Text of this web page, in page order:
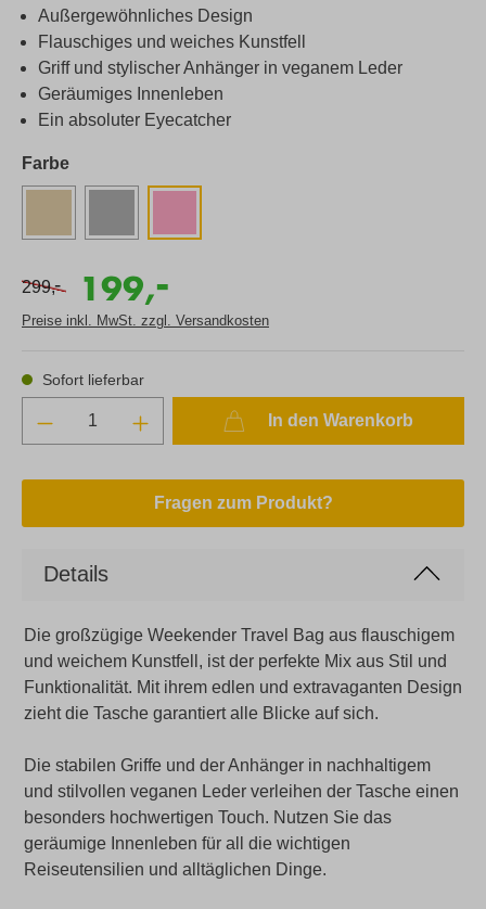
Außergewöhnliches Design
Flauschiges und weiches Kunstfell
Griff und stylischer Anhänger in veganem Leder
Geräumiges Innenleben
Ein absoluter Eyecatcher
Farbe
299,- 199,
-
Preise inkl. MwSt. zzgl. Versandkosten
Sofort lieferbar
In den Warenkorb
Fragen zum Produkt?
Details
Die großzügige Weekender Travel Bag aus flauschigem
und weichem Kunstfell, ist der perfekte Mix aus Stil und
Funktionalität. Mit ihrem edlen und extravaganten Design
zieht die Tasche garantiert alle Blicke auf sich.
Die stabilen Griffe und der Anhänger in nachhaltigem
und stilvollen veganen Leder verleihen der Tasche einen
besonders hochwertigen Touch. Nutzen Sie das
geräumige Innenleben für all die wichtigen
Reiseutensilien und alltäglichen Dinge.